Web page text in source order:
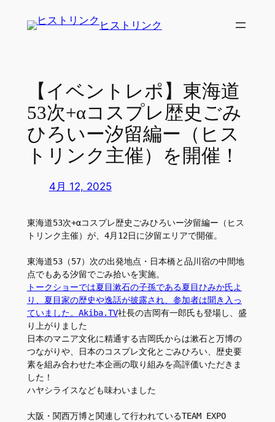
ヒストリンク
【イベントレポ】東海道
53次+αコスプレ歴史ごみ
ひろいー汐留編ー（ヒス
トリンク主催）を開催！
4月 12, 2025
東海道53次+αコスプレ歴史ごみひろいー汐留編ー（ヒス
トリンク主催）が、4月12日に汐留エリアで開催。
東海道53（57）次の出発地点・日本橋と品川宿の中間地
点でもある汐留でごみ拾いを実施。
トークショーでは夏目漱石の子孫である夏目ひみか氏よ
り、夏目家の歴史や逸話が披露され、参加者は聞き入っ
ていました。Akiba.TV社長の吉岡有一郎氏も登場し、盛
り上がりました
日本のマニア文化に精通する吉岡氏からは漱石と万博の
つながりや、日本のコスプレ文化とごみひろい、歴史要
素を組み合わせた本企画の取り組みを高評価いただきま
した！
ハヤシライスなども味わいました
大阪・関西万博と関連して行われているTEAM EXPO